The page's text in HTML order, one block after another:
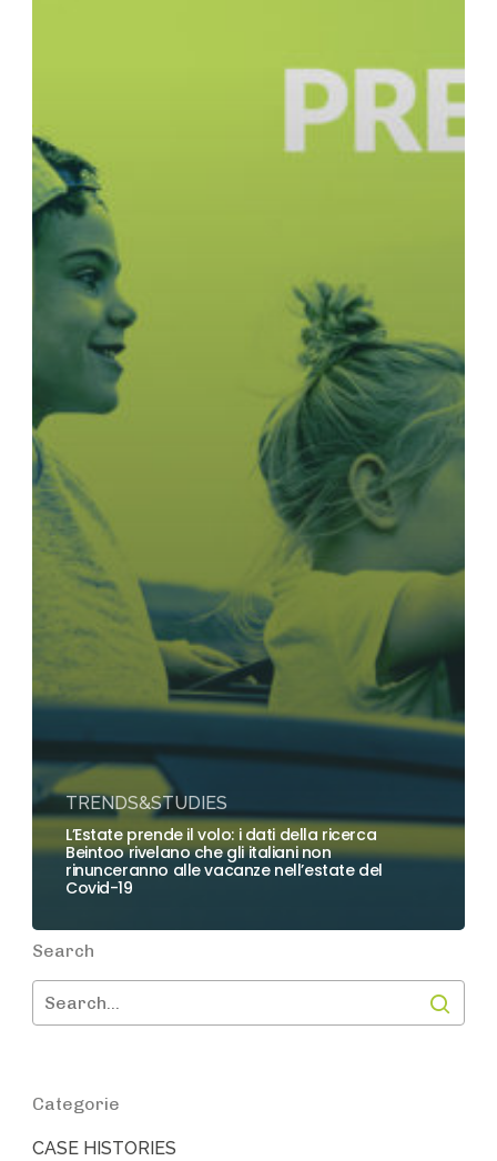
TRENDS&STUDIES
L’Estate prende il volo: i dati della ricerca
Beintoo rivelano che gli italiani non
rinunceranno alle vacanze nell’estate del
Covid-19
Search
Categorie
CASE HISTORIES